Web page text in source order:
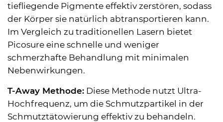
tiefliegende Pigmente effektiv zerstören, sodass
der Körper sie natürlich abtransportieren kann.
Im Vergleich zu traditionellen Lasern bietet
Picosure eine schnelle und weniger
schmerzhafte Behandlung mit minimalen
Nebenwirkungen.
T-Away Methode: Diese Methode nutzt Ultra-
Hochfrequenz, um die Schmutzpartikel in der
Schmutztätowierung effektiv zu behandeln.